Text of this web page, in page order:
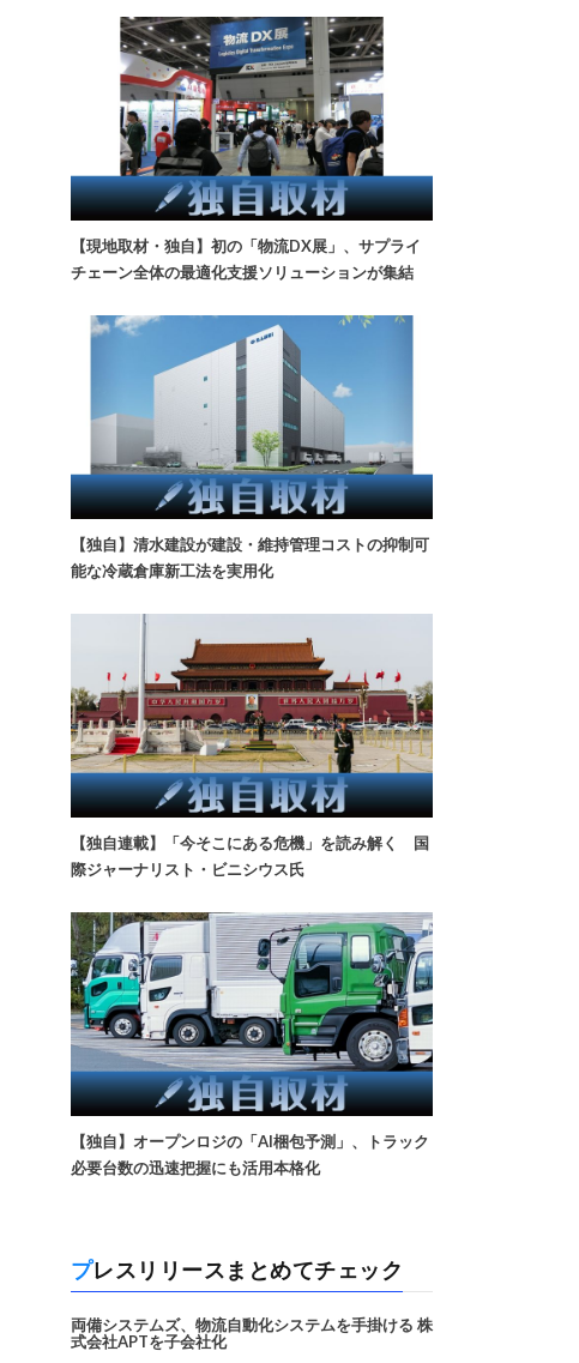
【現地取材・独自】初の「物流DX展」、サプライ
チェーン全体の最適化支援ソリューションが集結
【独自】清水建設が建設・維持管理コストの抑制可
能な冷蔵倉庫新工法を実用化
【独自連載】「今そこにある危機」を読み解く 国
際ジャーナリスト・ビニシウス氏
【独自】オープンロジの「AI梱包予測」、トラック
必要台数の迅速把握にも活用本格化
プレスリリースまとめてチェック
両備システムズ、物流自動化システムを手掛ける 株
式会社APTを子会社化